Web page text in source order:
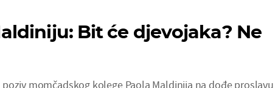
Bit će djevojaka? Ne
momčadskog kolege Paola Maldinija na dođe proslavu